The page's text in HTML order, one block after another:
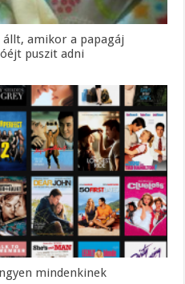
állt, amikor a papagáj
puszit adni
mindenkinek